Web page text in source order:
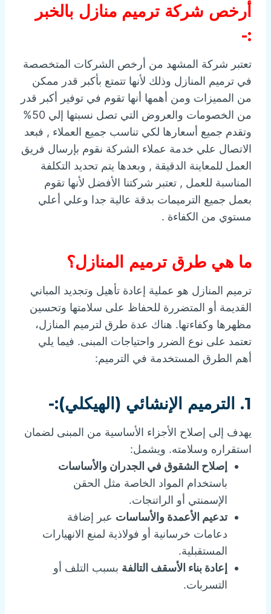
أرخص شركة ترميم منازل بالخبر
:-
تعتبر شركة المشهد من أرخص الشركات المتخصصة
في ترميم المنازل وذلك لأنها تتمتع بأكبر قدر ممكن
من المميزات ومن أهمها أنها تقوم في توفير أكبر قدر
من الخصومات والعروض التي تصل نسبتها إلي 50%
وتقدم جميع أسعارها لكي تناسب جميع العملاء , فبعد
الاتصال علي خدمة عملاء الشركة نقوم بإرسال فريق
العمل للمعاينة الدقيقة , وبعدها يتم تحديد التكلفة
المناسبة للعمل , تعتبر شركتنا الأفضل لأنها تقوم
بعمل جميع الترميمات بدقة عالية جدا وعلي أعلي
مستوي من الكفاءة .
ما هي طرق ترميم المنازل؟
ترميم المنازل هو عملية إعادة تأهيل وتجديد المباني
القديمة أو المتضررة للحفاظ على سلامتها وتحسين
مظهرها وكفاءتها. هناك عدة طرق لترميم المنازل،
تعتمد على نوع الضرر واحتياجات المبنى. فيما يلي
أهم الطرق المستخدمة في الترميم:
1. الترميم الإنشائي (الهيكلي):-
يهدف إلى إصلاح الأجزاء الأساسية من المبنى لضمان
استقراره وسلامته. ويشمل:
إصلاح الشقوق في الجدران والأساسات
باستخدام المواد الخاصة مثل الحقن
الإسمنتي أو الراتنجات.
تدعيم الأعمدة والأساسات عبر إضافة
دعامات خرسانية أو فولاذية لمنع الانهيارات
المستقبلية.
إعادة بناء الأسقف التالفة بسبب التلف أو
التسربات.